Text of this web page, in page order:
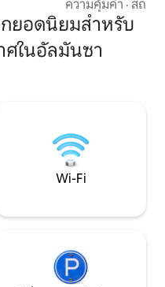
อากาศและทีวีในห้
เหมาะสำหรับการ
ออกแบบมาเพื่อป
ความคุ้มค่า · สถาน
ยอดนิยมสำหรับ
ในอัลมันซา
Wi-Fi